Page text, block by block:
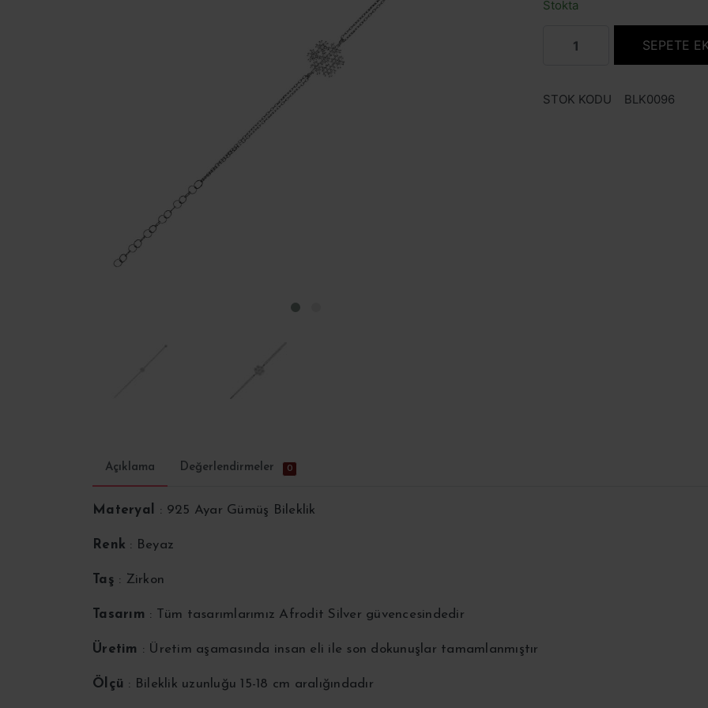
Stokta
SEPETE
STOK KODU BLK0096
Açıklama Değerlendirmeler 0
Materyal : 925 Ayar Gümüş Bileklik
Renk : Beyaz
Taş : Zirkon
Tasarım : Tüm tasarımlarımız Afrodit Silver güvencesindedir
Üretim : Üretim aşamasında insan eli ile son dokunuşlar tamamlanmıştır
Ölçü : Bileklik uzunluğu 15-18 cm aralığındadır